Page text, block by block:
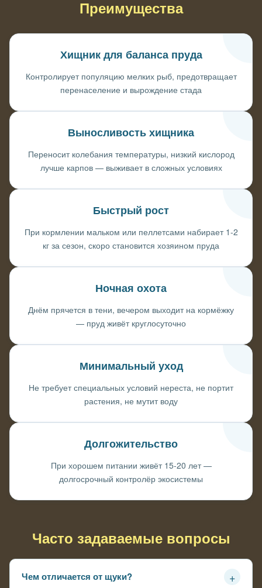
Преимущества
Хищник для баланса пруда
Контролирует популяцию мелких рыб, предотвращает
перенаселение и вырождение стада
Выносливость хищника
Переносит колебания температуры, низкий кислород
лучше карпов — выживает в сложных условиях
Быстрый рост
При кормлении мальком или пеллетсами набирает 1-2
кг за сезон, скоро становится хозяином пруда
Ночная охота
Днём прячется в тени, вечером выходит на кормёжку
— пруд живёт круглосуточно
Минимальный уход
Не требует специальных условий нереста, не портит
растения, не мутит воду
Долгожительство
При хорошем питании живёт 15-20 лет —
долгосрочный контролёр экосистемы
Часто задаваемые вопросы
Чем отличается от щуки? +